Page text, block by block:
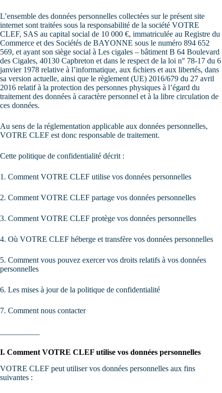
L’ensemble des données personnelles collectées sur le présent site
internet sont traitées sous la responsabilité de la société VOTRE
CLEF, SAS au capital social de 10 000 €, immatriculée au Registre du
Commerce et des Sociétés de BAYONNE sous le numéro 894 652
569, et ayant son siège social à Les cigales – bâtiment B 64 Boulevard
des Cigales, 40130 Capbreton et dans le respect de la loi n° 78-17 du 6
janvier 1978 relative à l’informatique, aux ﬁchiers et aux libertés, dans
sa version actuelle, ainsi que le règlement (UE) 2016/679 du 27 avril
2016 relatif à la protection des personnes physiques à l’égard du
traitement des données à caractère personnel et à la libre circulation de
ces données.
Au sens de la réglementation applicable aux données personnelles,
VOTRE CLEF est donc responsable de traitement.
Cette politique de confidentialité décrit :
1. Comment VOTRE CLEF utilise vos données personnelles
2. Comment VOTRE CLEF partage vos données personnelles
3. Comment VOTRE CLEF protège vos données personnelles
4. Où VOTRE CLEF héberge et transfère vos données personnelles
5. Comment vous pouvez exercer vos droits relatifs à vos données
personnelles
6. Les mises à jour de la politique de confidentialité
7. Comment nous contacter
I. Comment VOTRE CLEF utilise vos données personnelles
VOTRE CLEF peut utiliser vos données personnelles aux fins
suivantes :